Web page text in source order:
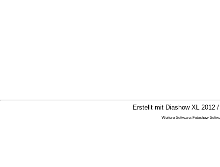
Erstellt mit Diashow XL 2012
Weitere Software: Fotoshow